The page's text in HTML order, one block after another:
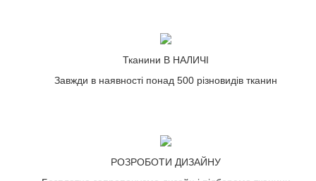
Тканини В НАЛИЧІ
Завжди в наявності понад 500 різновидів тканин
РОЗРОБОТИ ДИЗАЙНУ